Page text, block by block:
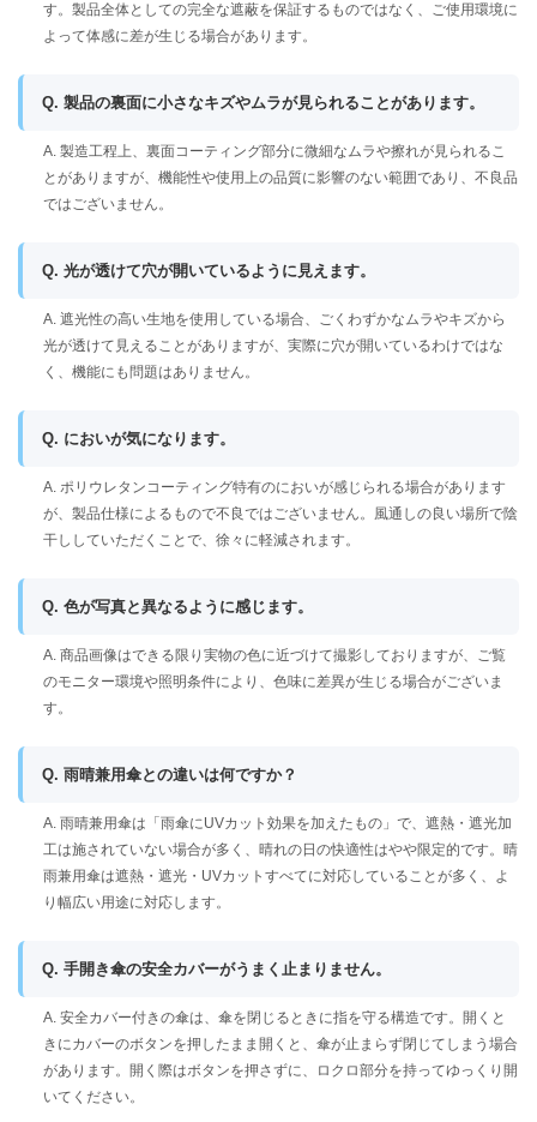
す。製品全体としての完全な遮蔽を保証するものではなく、ご使用環境に
よって体感に差が生じる場合があります。
Q. 製品の裏面に小さなキズやムラが見られることがあります。
A. 製造工程上、裏面コーティング部分に微細なムラや擦れが見られるこ
とがありますが、機能性や使用上の品質に影響のない範囲であり、不良品
ではございません。
Q. 光が透けて穴が開いているように見えます。
A. 遮光性の高い生地を使用している場合、ごくわずかなムラやキズから
光が透けて見えることがありますが、実際に穴が開いているわけではな
く、機能にも問題はありません。
Q. においが気になります。
A. ポリウレタンコーティング特有のにおいが感じられる場合があります
が、製品仕様によるもので不良ではございません。風通しの良い場所で陰
干ししていただくことで、徐々に軽減されます。
Q. 色が写真と異なるように感じます。
A. 商品画像はできる限り実物の色に近づけて撮影しておりますが、ご覧
のモニター環境や照明条件により、色味に差異が生じる場合がございま
す。
Q. 雨晴兼用傘との違いは何ですか？
A. 雨晴兼用傘は「雨傘にUVカット効果を加えたもの」で、遮熱・遮光加
工は施されていない場合が多く、晴れの日の快適性はやや限定的です。晴
雨兼用傘は遮熱・遮光・UVカットすべてに対応していることが多く、よ
り幅広い用途に対応します。
Q. 手開き傘の安全カバーがうまく止まりません。
A. 安全カバー付きの傘は、傘を閉じるときに指を守る構造です。開くと
きにカバーのボタンを押したまま開くと、傘が止まらず閉じてしまう場合
があります。開く際はボタンを押さずに、ロクロ部分を持ってゆっくり開
いてください。